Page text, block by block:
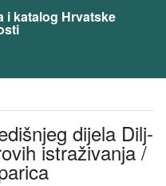
i katalog Hrvatske
dijela Dilj-
istraživanja /